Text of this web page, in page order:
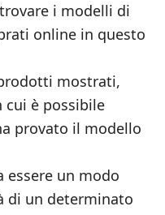
i modelli di
online in questo
mostrati,
cui è possibile
provato il modello
essere un modo
di un determinato